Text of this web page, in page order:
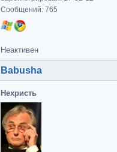
Сообщений: 765
Неактивен
Babusha
Нехристь